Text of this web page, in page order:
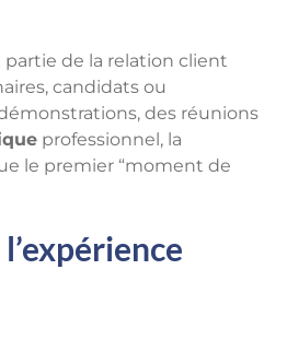
partie de la relation client
candidats ou
des réunions
professionnel, la
le premier “moment de